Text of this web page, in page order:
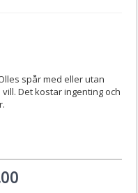
spår med eller utan
Det kostar ingenting och